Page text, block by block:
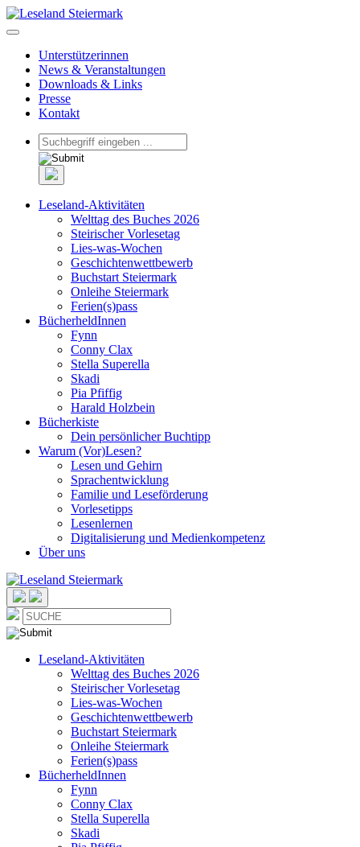
Unterstützerinnen
News & Veranstaltungen
Downloads & Links
Presse
Kontakt
Leseland-Aktivitäten
Welttag des Buches 2026
Steirischer Vorlesetag
Lies-was-Wochen
Geschichtenwettbewerb
Buchstart Steiermark
Onleihe Steiermark
Ferien(s)pass
BücherheldInnen
Fynn
Conny Clax
Stella Superella
Skadi
Pia Pfiffig
Harald Holzbein
Bücherkiste
Dein persönlicher Buchtipp
Warum (Vor)Lesen?
Lesen und Gehirn
Sprachentwicklung
Familie und Leseförderung
Vorlesetipps
Lesenlernen
Digitalisierung und Medienkompetenz
Über uns
Leseland-Aktivitäten
Welttag des Buches 2026
Steirischer Vorlesetag
Lies-was-Wochen
Geschichtenwettbewerb
Buchstart Steiermark
Onleihe Steiermark
Ferien(s)pass
BücherheldInnen
Fynn
Conny Clax
Stella Superella
Skadi